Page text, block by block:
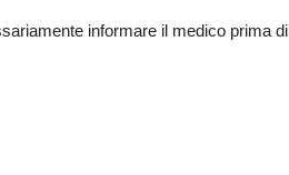
informare il medico prima di